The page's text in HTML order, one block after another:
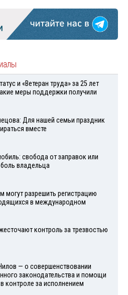
и «Ветеран труда» за 25 лет
меры поддержки получили
Для нашей семьи праздник
вместе
свобода от заправок или
владельца
могут разрешить регистрацию
в международном
контроль за трезвостью
— о совершенствовании
законодательства и помощи
контроле за исполнением